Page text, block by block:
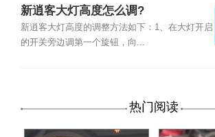
新逍客大灯高度怎么调?
新逍客大灯高度的调整方法如下：1、在大灯开启
的开关旁边调第一个旋钮，向...
热门阅读